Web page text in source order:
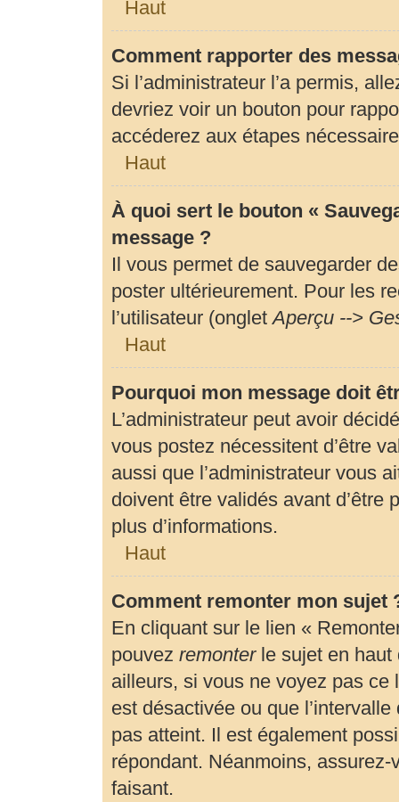
Haut
Comment rapporter des
Si l’administrateur l’a permis,
devriez voir un bouton pour
accéderez aux étapes
Haut
À quoi sert le bouton «
message ?
Il vous permet de sauvegarder
poster ultérieurement. Pour les
l’utilisateur (ongletAperçu -->
Haut
Pourquoi mon message doit
L’administrateur peut avoir
vous postez nécessitent d’être
aussi que l’administrateur vous
doivent être validés avant d’être
plus d’informations.
Haut
Comment remonter mon sujet
En cliquant sur le lien «
pouvez remonterle sujet en haut
ailleurs, si vous ne voyez pas
est désactivée ou que
pas atteint. Il est également
répondant. Néanmoins,
faisant.